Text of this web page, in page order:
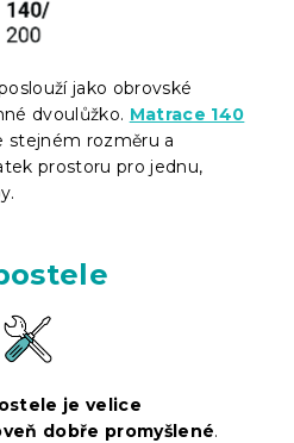
jako obrovské
dvoulůžko. Matrace 140
stejném rozměru a
prostoru pro jednu,
je velice
dobře promyšlené.